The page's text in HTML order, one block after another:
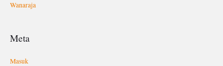
Wanaraja
Meta
Masuk